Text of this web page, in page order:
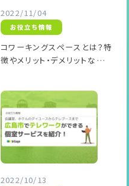
2022/11/04
お役立ち情報
コワーキングスペースとは？特
徴やメリット・デメリットなどを
2022/10/13